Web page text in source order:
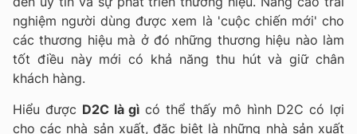
nghiệm người dùng được xem là 'cuộc chiến mới' cho
các thương hiệu mà ở đó những thương hiệu nào làm
tốt điều này mới có khả năng thu hút và giữ chân
khách hàng.
Hiểu được D2C là gì có thể thấy mô hình D2C có lợi
cho các nhà sản xuất, đặc biệt là những nhà sản xuất